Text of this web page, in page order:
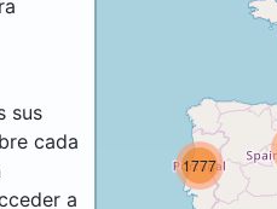
sus
cada
a
1777